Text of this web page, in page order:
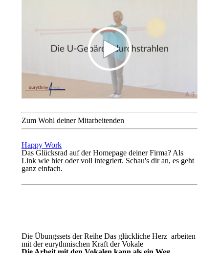
Zum Wohl deiner Mitarbeitenden
Happy Work
Das Glücksrad auf der Homepage deiner Firma? Als
Link wie hier oder voll integriert. Schau's dir an, es geht
ganz einfach.
Die Übungssets der Reihe Das glückliche Herz arbeiten
mit der eurythmischen Kraft der Vokale